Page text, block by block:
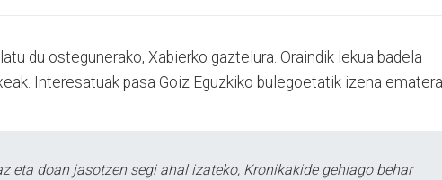
du ostegunerako, Xabierko gaztelura. Oraindik lekua badela
Interesatuak pasa Goiz Eguzkiko bulegoetatik izena
eta doan jasotzen segi ahal izateko, Kronikakide gehiago behar